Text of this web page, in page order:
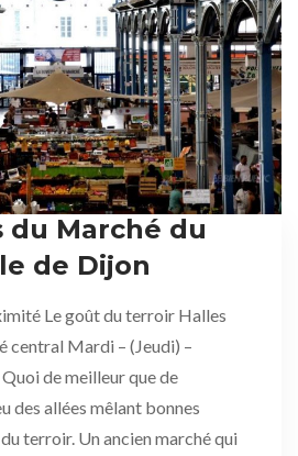
du Marché du
de Dijon
Le goût du terroir Halles
central Mardi – (Jeudi) –
de meilleur que de
des allées mêlant bonnes
terroir. Un ancien marché qui